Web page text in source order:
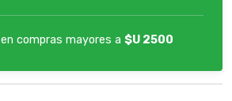
en compras mayores a $U 2500